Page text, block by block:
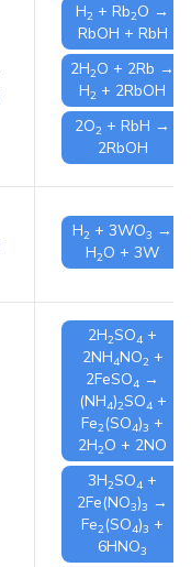
H2 + Rb2O →
RbOH + RbH
2H2O + 2Rb →
H2 + 2RbOH
2O2 + RbH →
2RbOH
H2 + 3WO3 →
H2O + 3W
2H2SO4 +
2NH4NO2 +
2FeSO4 →
(NH4)2SO4 +
Fe2(SO4)3 +
2H2O + 2NO
3H2SO4 +
2Fe(NO3)3 →
Fe2(SO4)3 +
6HNO3